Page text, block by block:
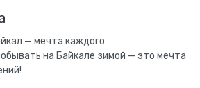
— мечта каждого
на Байкале зимой — это мечта